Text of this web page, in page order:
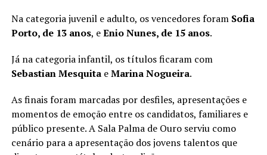
Na categoria juvenil e adulto, os vencedores foram Sofia
Porto, de 13 anos, eEnio Nunes, de 15 anos.
Já na categoria infantil, os títulos ficaram com
Sebastian MesquitaeMarina Nogueira.
As finais foram marcadas por desfiles, apresentações e
momentos de emoção entre os candidatos, familiares e
público presente. A Sala Palma de Ouro serviu como
cenário para a apresentação dos jovens talentos que